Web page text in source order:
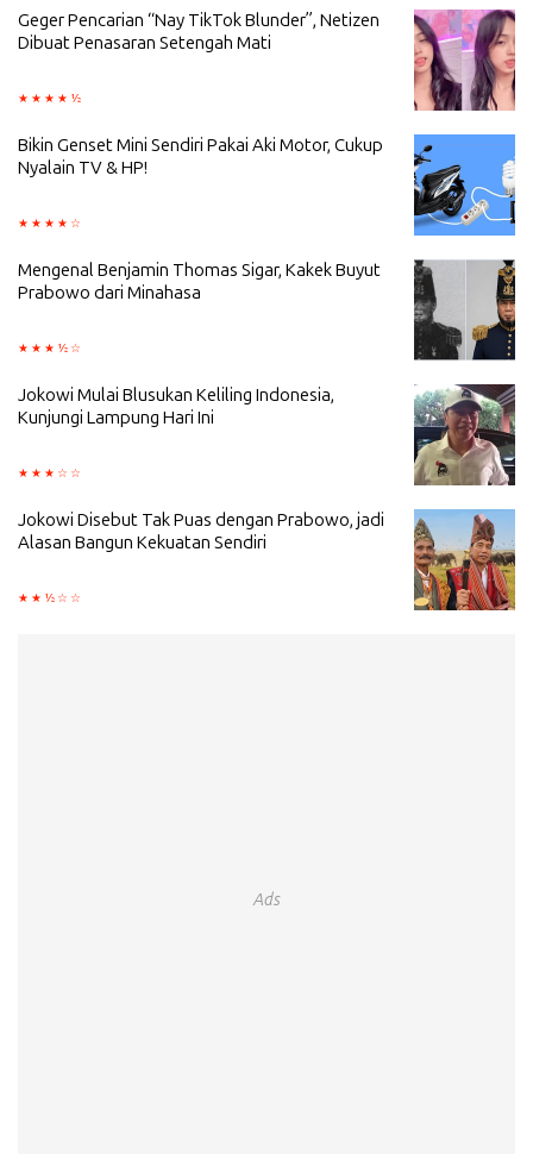
Geger Pencarian “Nay TikTok Blunder”, Netizen
Dibuat Penasaran Setengah Mati
Bikin Genset Mini Sendiri Pakai Aki Motor, Cukup
Nyalain TV & HP!
Mengenal Benjamin Thomas Sigar, Kakek Buyut
Prabowo dari Minahasa
Jokowi Mulai Blusukan Keliling Indonesia,
Kunjungi Lampung Hari Ini
Jokowi Disebut Tak Puas dengan Prabowo, jadi
Alasan Bangun Kekuatan Sendiri
Ads